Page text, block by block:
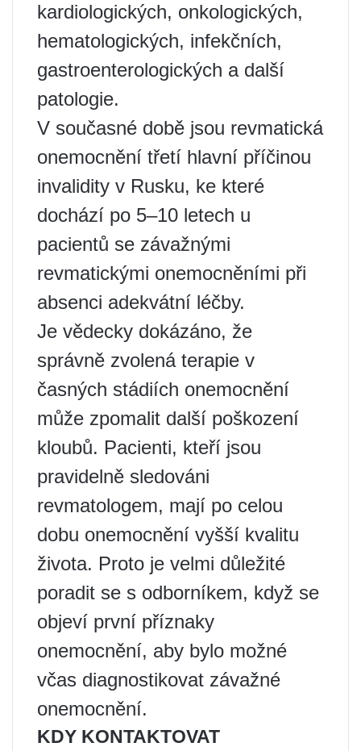
kardiologických, onkologických,
hematologických, infekčních,
gastroenterologických a další
patologie.
V současné době jsou revmatická
onemocnění třetí hlavní příčinou
invalidity v Rusku, ke které
dochází po 5–10 letech u
pacientů se závažnými
revmatickými onemocněními při
absenci adekvátní léčby.
Je vědecky dokázáno, že
správně zvolená terapie v
časných stádiích onemocnění
může zpomalit další poškození
kloubů. Pacienti, kteří jsou
pravidelně sledováni
revmatologem, mají po celou
dobu onemocnění vyšší kvalitu
života. Proto je velmi důležité
poradit se s odborníkem, když se
objeví první příznaky
onemocnění, aby bylo možné
včas diagnostikovat závažné
onemocnění.
KDY KONTAKTOVAT